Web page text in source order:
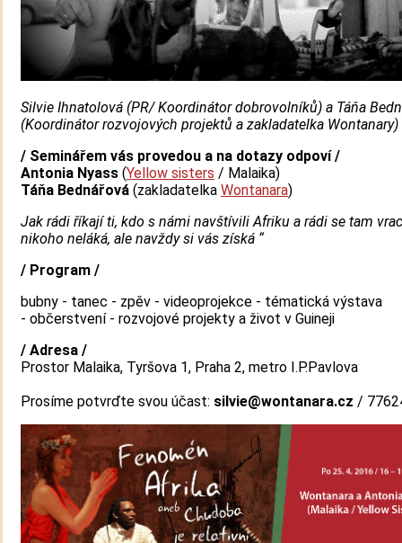
Silvie Ihnatolová (PR/ Koordinátor dobrovolníků) a Táňa
(Koordinátor rozvojových projektů a zakladatelka Wontanary)
/ Seminářem vás provedou a na dotazy odpoví /
Antonia Nyass (Yellow sisters / Malaika)
Táňa Bednářová (zakladatelka Wontanara)
Jak rádi říkají ti, kdo s námi navštívili Afriku a rádi se tam
nikoho neláká, ale navždy si vás získá “
/ Program /
bubny - tanec - zpěv - videoprojekce - tématická výstava
- občerstvení - rozvojové projekty a život v Guineji
/ Adresa /
Prostor Malaika, Tyršova 1, Praha 2, metro I.P.Pavlova
Prosíme potvrďte svou účast: silvie@wontanara.cz /